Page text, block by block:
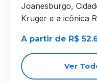
Joanesburgo,
Kruger e a icônica
A partir de R$
Ver